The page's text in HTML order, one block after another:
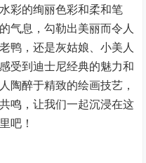
彩的绚丽色彩和柔和笔
气息，勾勒出美丽而令人
鸭，还是灰姑娘、小美人
受到迪士尼经典的魅力和
陶醉于精致的绘画技艺，
鸣，让我们一起沉浸在这
吧！